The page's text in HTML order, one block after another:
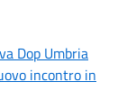
Dop Umbria
incontro in